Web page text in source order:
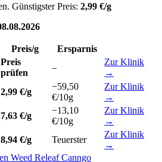
Günstigster Preis: 2,99 €/g
Preis/g
Ersparnis
Preis
prüfen
–
Zur Klinik
→
2,99 €/g
−59,50
€/10g
Zur Klinik
→
7,63 €/g
−13,10
€/10g
Zur Klinik
→
8,94 €/g Teuerster
Zur Klinik
→
Weed ReleafCanngo